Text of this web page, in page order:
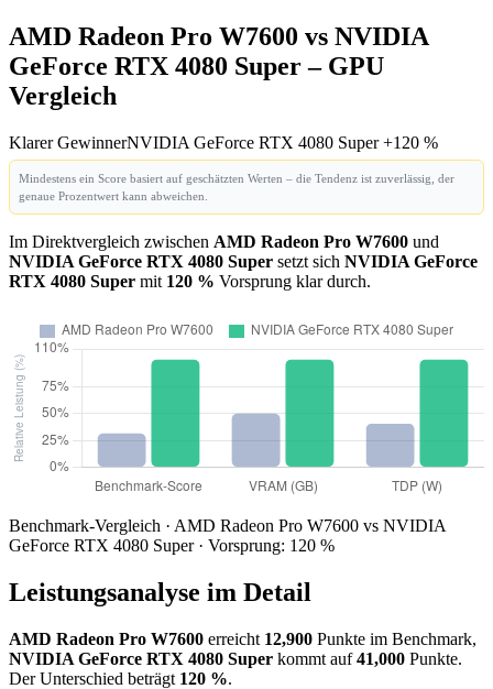
AMD Radeon Pro W7600 vs NVIDIA
GeForce RTX 4080 Super – GPU
Vergleich
Klarer GewinnerNVIDIA GeForce RTX 4080 Super +120 %
Mindestens ein Score basiert auf geschätzten Werten – die Tendenz ist zuverlässig, der
genaue Prozentwert kann abweichen.
Im Direktvergleich zwischen AMD Radeon Pro W7600 und
NVIDIA GeForce RTX 4080 Super setzt sich NVIDIA GeForce
RTX 4080 Super mit 120 % Vorsprung klar durch.
Benchmark-Vergleich · AMD Radeon Pro W7600 vs NVIDIA
GeForce RTX 4080 Super · Vorsprung: 120 %
Leistungsanalyse im Detail
AMD Radeon Pro W7600 erreicht 12,900 Punkte im Benchmark,
NVIDIA GeForce RTX 4080 Super kommt auf41,000 Punkte.
Der Unterschied beträgt 120 %.